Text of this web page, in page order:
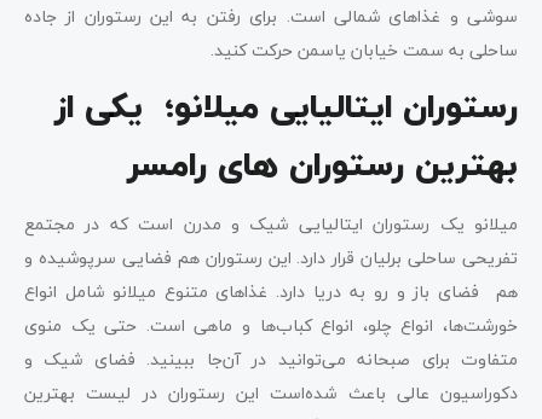
سوشی و غذاهای شمالی است. برای رفتن به این رستوران از جاده
ساحلی به سمت خیابان یاسمن حرکت کنید.
رستوران ایتالیایی میلانو؛ یکی از
بهترین رستوران های رامسر
میلانو یک رستوران ایتالیایی شیک و مدرن است که در مجتمع
تفریحی ساحلی برلیان قرار دارد. این رستوران هم فضایی سرپوشیده و
هم فضای باز و رو به دریا دارد. غذاهای متنوع میلانو شامل انواع
خورشت‌ها، انواع چلو، انواع کباب‌ها و ماهی است. حتی یک منوی
متفاوت برای صبحانه می‌توانید در آن‌جا ببینید. فضای شیک و
دکوراسیون عالی باعث شده‌است این رستوران در لیست بهترین